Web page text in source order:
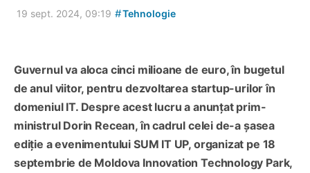
19 sept. 2024, 09:19 #Tehnologie
Guvernul va aloca cinci milioane de euro, în bugetul
de anul viitor, pentru dezvoltarea startup-urilor în
domeniul IT. Despre acest lucru a anunțat prim-
ministrul Dorin Recean, în cadrul celei de-a șasea
ediție a evenimentului SUM IT UP, organizat pe 18
septembrie de Moldova Innovation Technology Park,